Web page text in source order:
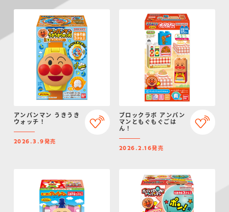
アンパンマン うきうき
ウォッチ！
2026.3.9発売
ブロックラボ アンパン
マンともぐもぐごは
ん！
2026.2.16発売